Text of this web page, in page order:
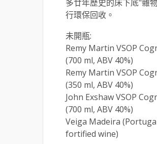
多廿年歷史的床下底"雜
行環保回收。
未開瓶:
Remy Martin VSOP
(700 ml, ABV 40%)
Remy Martin VSOP
(350 ml, ABV 40%)
John Exshaw VSOP
(700 ml, ABV 40%)
Veiga Madeira
fortified wine)